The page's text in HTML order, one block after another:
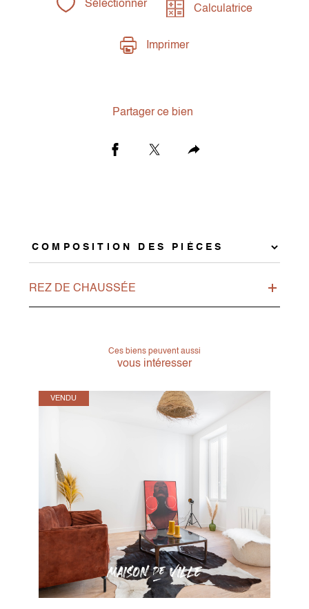
Sélectionner Calculatrice
Imprimer
Partager ce bien
REZ DE CHAUSSÉE
Ces biens peuvent aussi
vous intéresser
VENDU